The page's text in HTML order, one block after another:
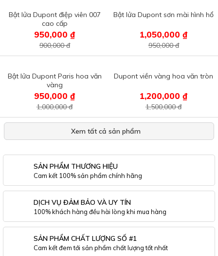
Bật lửa Dupont điệp viên 007
cao cấp
950,000 ₫
900,000 đ
Bật lửa Dupont sơn mài hình hổ
1,050,000 ₫
950,000 đ
Bật lửa Dupont Paris hoa văn
vàng
950,000 ₫
1,000,000 đ
Dupont viền vàng hoa văn tròn
1,200,000 ₫
1,500,000 đ
Xem tất cả sản phẩm
SẢN PHẨM THƯƠNG HIỆU
Cam kết 100% sản phẩm chính hãng
DỊCH VỤ ĐẢM BẢO VÀ UY TÍN
100% khách hàng đều hài lòng khi mua hàng
SẢN PHẨM CHẤT LƯỢNG SỐ #1
Cam kết đem tới sản phẩm chất lượng tốt nhất